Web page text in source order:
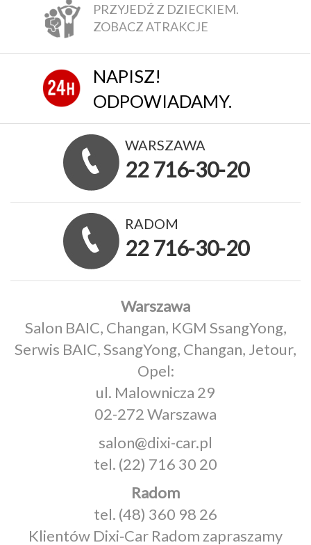
PRZYJEDŹ Z DZIECKIEM.
ZOBACZ ATRAKCJE
NAPISZ!
ODPOWIADAMY.
WARSZAWA
22 716-30-20
RADOM
22 716-30-20
Warszawa
Salon BAIC, Changan, KGM SsangYong,
Serwis BAIC, SsangYong, Changan, Jetour,
Opel:
ul. Malownicza 29
02-272 Warszawa
salon@dixi-car.pl
tel. (22) 716 30 20
Radom
tel. (48) 360 98 26
Klientów Dixi‑Car Radom zapraszamy